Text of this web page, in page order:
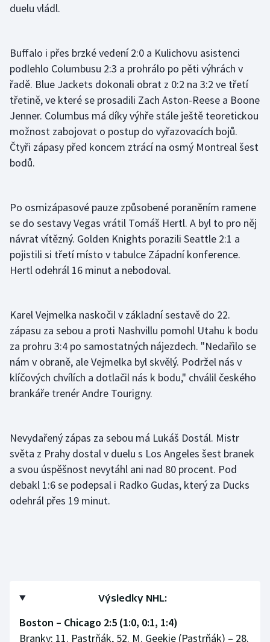
duelu vládl.
Buffalo i přes brzké vedení 2:0 a Kulichovu asistenci
podlehlo Columbusu 2:3 a prohrálo po pěti výhrách v
řadě. Blue Jackets dokonali obrat z 0:2 na 3:2 ve třetí
třetině, ve které se prosadili Zach Aston-Reese a Boone
Jenner. Columbus má díky výhře stále ještě teoretickou
možnost zabojovat o postup do vyřazovacích bojů.
Čtyři zápasy před koncem ztrácí na osmý Montreal šest
bodů.
Po osmizápasové pauze způsobené poraněním ramene
se do sestavy Vegas vrátil Tomáš Hertl. A byl to pro něj
návrat vítězný. Golden Knights porazili Seattle 2:1 a
pojistili si třetí místo v tabulce Západní konference.
Hertl odehrál 16 minut a nebodoval.
Karel Vejmelka naskočil v základní sestavě do 22.
zápasu za sebou a proti Nashvillu pomohl Utahu k bodu
za prohru 3:4 po samostatných nájezdech. "Nedařilo se
nám v obraně, ale Vejmelka byl skvělý. Podržel nás v
klíčových chvílích a dotlačil nás k bodu," chválil českého
brankáře trenér Andre Tourigny.
Nevydařený zápas za sebou má Lukáš Dostál. Mistr
světa z Prahy dostal v duelu s Los Angeles šest branek
a svou úspěšnost nevytáhl ani nad 80 procent. Pod
debakl 1:6 se podepsal i Radko Gudas, který za Ducks
odehrál přes 19 minut.
Výsledky NHL:
Boston – Chicago 2:5 (1:0, 0:1, 1:4)
Branky: 11. Pastrňák, 52. M. Geekie (Pastrňák) – 28.